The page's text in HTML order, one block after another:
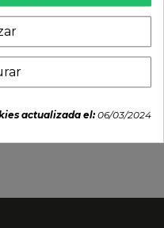
"Rosa" (MENG
SENG) 100uds
actualizada el:06/03/2024